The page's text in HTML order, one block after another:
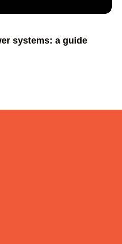
systems: a guide